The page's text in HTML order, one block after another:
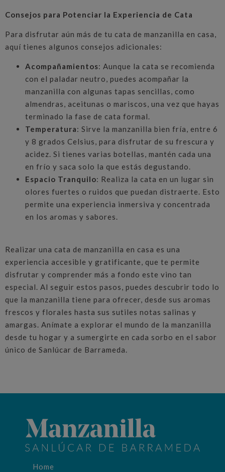
Consejos para Potenciar la Experiencia de Cata
Para disfrutar aún más de tu cata de manzanilla en casa,
aquí tienes algunos consejos adicionales:
Acompañamientos: Aunque la cata se recomienda
con el paladar neutro, puedes acompañar la
manzanilla con algunas tapas sencillas, como
almendras, aceitunas o mariscos, una vez que hayas
terminado la fase de cata formal.
Temperatura: Sirve la manzanilla bien fría, entre 6
y 8 grados Celsius, para disfrutar de su frescura y
acidez. Si tienes varias botellas, mantén cada una
en frío y saca solo la que estás degustando.
Espacio Tranquilo: Realiza la cata en un lugar sin
olores fuertes o ruidos que puedan distraerte. Esto
permite una experiencia inmersiva y concentrada
en los aromas y sabores.
Realizar una cata de manzanilla en casa es una
experiencia accesible y gratificante, que te permite
disfrutar y comprender más a fondo este vino tan
especial. Al seguir estos pasos, puedes descubrir todo lo
que la manzanilla tiene para ofrecer, desde sus aromas
frescos y florales hasta sus sutiles notas salinas y
amargas. Anímate a explorar el mundo de la manzanilla
desde tu hogar y a sumergirte en cada sorbo en el sabor
único de Sanlúcar de Barrameda.
Home